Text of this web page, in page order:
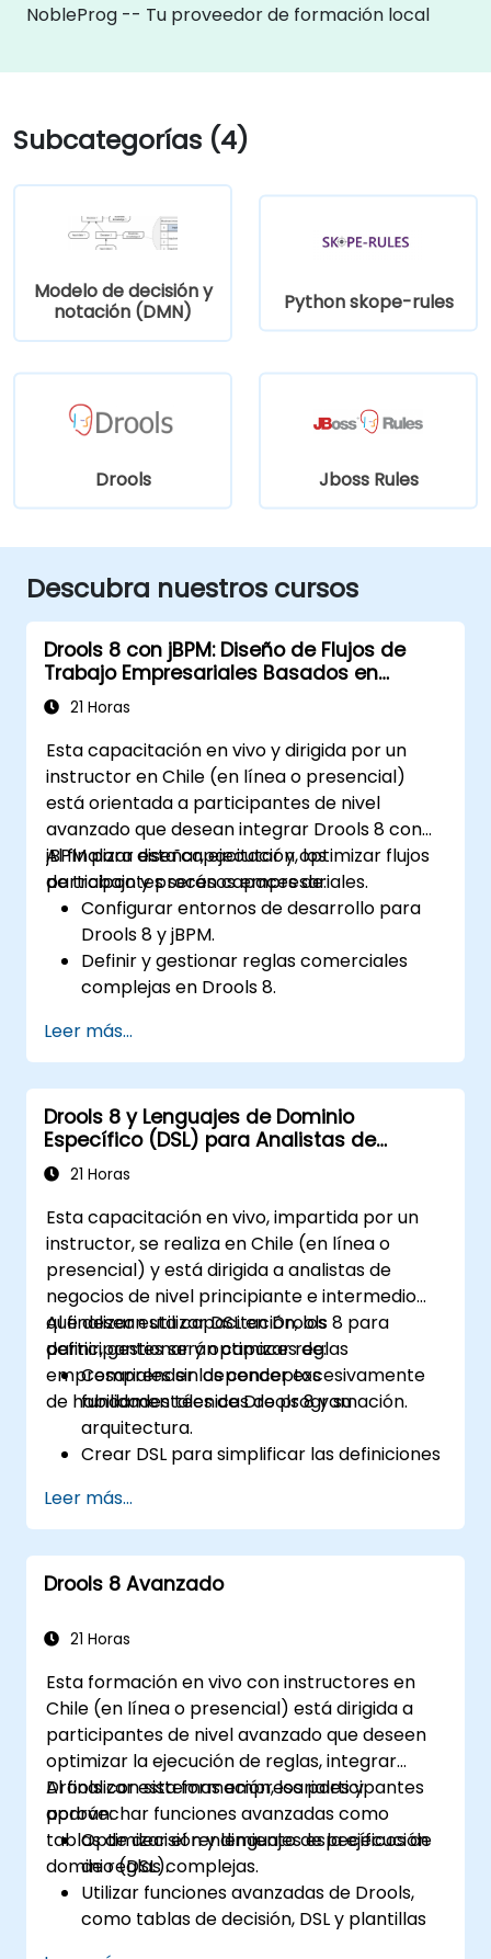
NobleProg -- Tu proveedor de formación local
Subcategorías (4)
Modelo de decisión y
notación (DMN)
Python skope-rules
Drools Jboss Rules
Descubra nuestros cursos
Drools 8 con jBPM: Diseño de Flujos de
Trabajo Empresariales Basados en
Reglas21 Horas
Esta capacitación en vivo y dirigida por un
instructor en Chile (en línea o presencial)
está orientada a participantes de nivel
avanzado que desean integrar Drools 8 con
jBPM para diseñar, ejecutar y optimizar flujos
de trabajo y procesos empresariales.
Al finalizar esta capacitación, los
participantes serán capaces de:
Configurar entornos de desarrollo para
Drools 8 y jBPM.
Definir y gestionar reglas comerciales
complejas en Drools 8.
utilizando jBPM.
Integrar las reglas de Drools en los
procesos de jBPM para la toma de
decisiones dinámica.
Optimizar y solucionar problemas en
flujos de trabajo impulsados por reglas.
Leer más...
Drools 8 y Lenguajes de Dominio
Específico (DSL) para Analistas de
Negocios
21 Horas
Esta capacitación en vivo, impartida por un
instructor, se realiza en Chile (en línea o
presencial) y está dirigida a analistas de
negocios de nivel principiante e intermedio
que desean utilizar DSL en Drools 8 para
definir, gestionar y optimizar reglas
empresariales sin depender excesivamente
de habilidades técnicas de programación.
Al finalizar esta capacitación, los
participantes serán capaces de:
Comprender los conceptos
fundamentales de Drools 8 y su
arquitectura.
Crear DSL para simplificar las definiciones
usuarios no técnicos.
Gestionar, probar y mantener las reglas
de manera efectiva utilizando Drools
Workbench.
implementar y refinar las reglas
Aplicar mejores prácticas para la
optimización de reglas y la gestión del
ciclo de vida.
Leer más...
Drools 8 Avanzado
21 Horas
Esta formación en vivo con instructores en
Chile (en línea o presencial) está dirigida a
participantes de nivel avanzado que deseen
optimizar la ejecución de reglas, integrar
Drools con sistemas empresariales y
aprovechar funciones avanzadas como
tablas de decisión y lenguajes específicos de
dominio (DSL).
Al finalizar esta formación, los participantes
podrán:
Optimizar el rendimiento de la ejecución
de reglas complejas.
Utilizar funciones avanzadas de Drools,
como tablas de decisión, DSL y plantillas